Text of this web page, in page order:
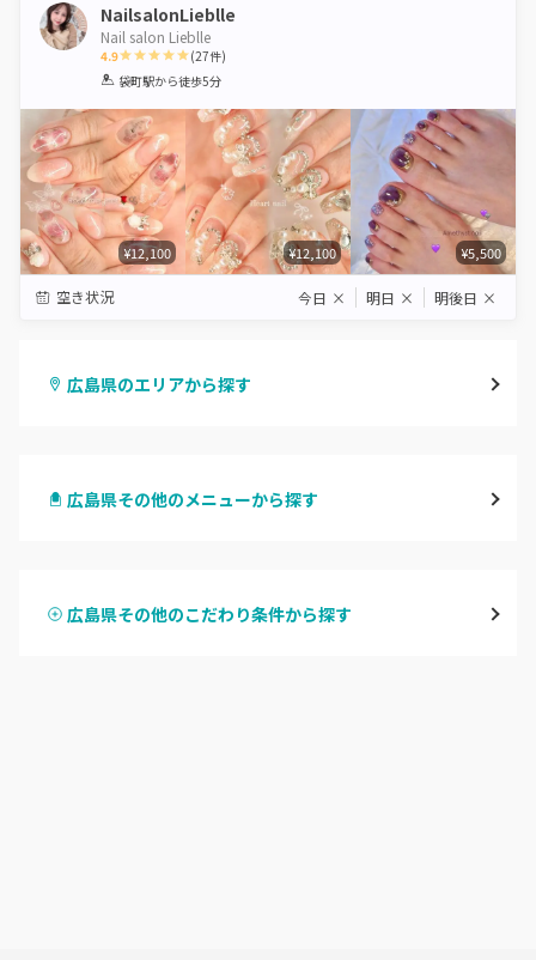
NailsalonLieblle
Nail salon Lieblle
4.9
1 2 3 4 5
(27件)
袋町駅から徒歩5分
¥12,100 ¥12,100 ¥5,500
空き状況 今日 × 明日 × 明後日 ×
広島県のエリアから探す
段原・皆実町・宇品
広島県その他のメニューから探す
ハンドスカルプ
広島県その他のこだわり条件から探す